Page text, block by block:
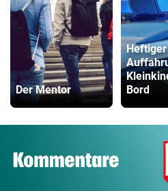
Der Mentor
Heftiger
Bord